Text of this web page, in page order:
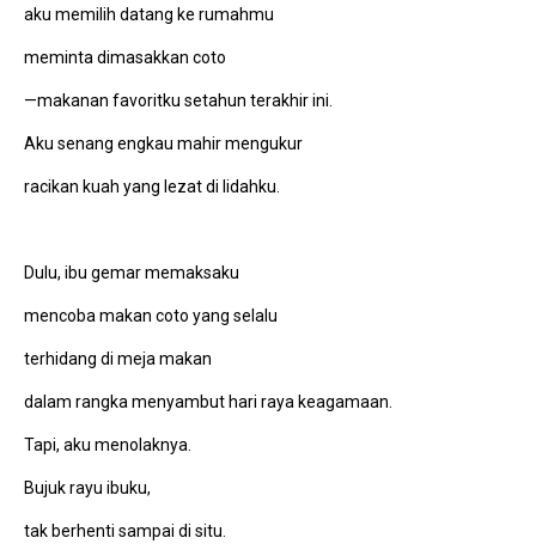
aku memilih datang ke rumahmu
meminta dimasakkan coto
—makanan favoritku setahun terakhir ini.
Aku senang engkau mahir mengukur
racikan kuah yang lezat di lidahku.
Dulu, ibu gemar memaksaku
mencoba makan coto yang selalu
terhidang di meja makan
dalam rangka menyambut hari raya keagamaan.
Tapi, aku menolaknya.
Bujuk rayu ibuku,
tak berhenti sampai di situ.